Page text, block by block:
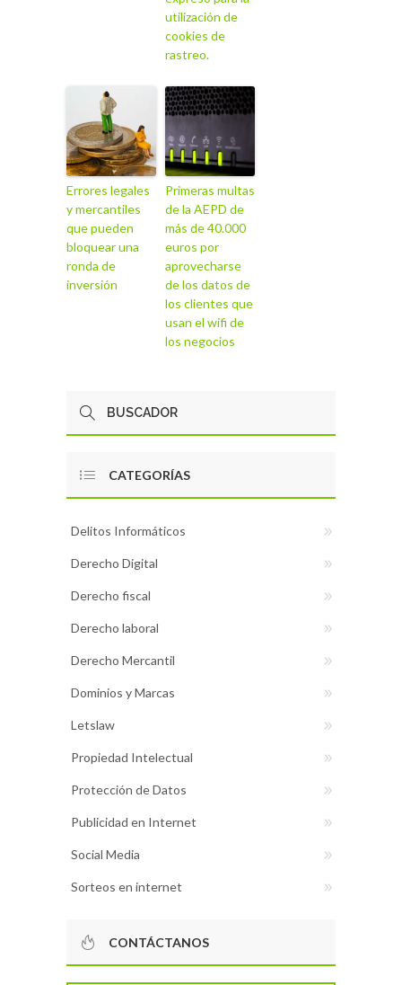
utilización de
cookies de
rastreo.
Errores legales
y mercantiles
que pueden
bloquear una
ronda de
inversión
Primeras multas
de la AEPD de
más de 40.000
euros por
aprovecharse
de los datos de
los clientes que
usan el wifi de
los negocios
CATEGORÍAS
Delitos Informáticos
Derecho Digital
Derecho fiscal
Derecho laboral
Derecho Mercantil
Dominios y Marcas
Letslaw
Propiedad Intelectual
Protección de Datos
Publicidad en Internet
Social Media
Sorteos en internet
CONTÁCTANOS